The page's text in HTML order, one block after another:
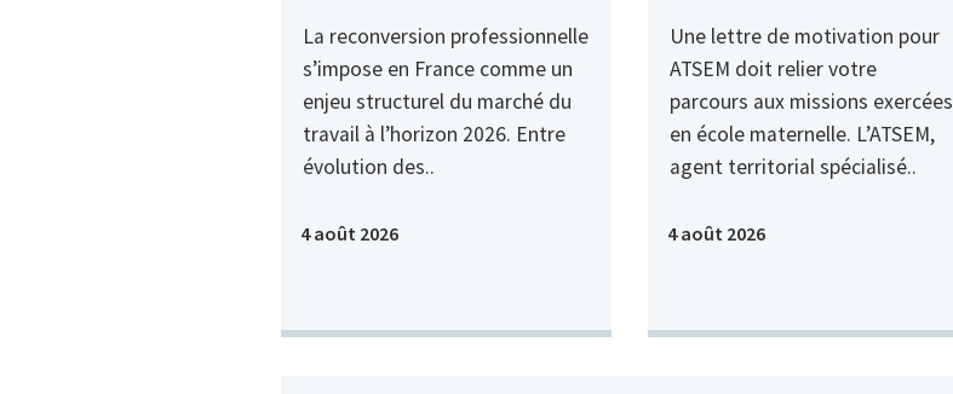
La reconversion professionnelle
s’impose en France comme un
enjeu structurel du marché du
travail à l’horizon 2026. Entre
évolution des..
4 août 2026
Une lettre de motivation pour
ATSEM doit relier votre
parcours aux missions exercées
en école maternelle. L’ATSEM,
agent territorial spécialisé..
4 août 2026